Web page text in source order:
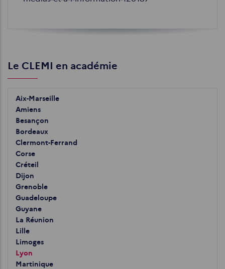
Le CLEMI en académie
Aix-Marseille
Amiens
Besançon
Bordeaux
Clermont-Ferrand
Corse
Créteil
Dijon
Grenoble
Guadeloupe
Guyane
La Réunion
Lille
Limoges
Lyon
Martinique